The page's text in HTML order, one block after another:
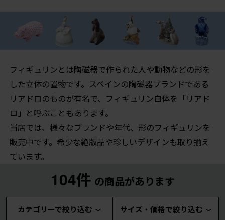
フィギュリンとは陶磁器で作られた人や動物などの形を
した立体の置物です。スペインの陶磁器ブランドである
リアドロのものが有名で、フィギュリン自体を「リアド
ロ」と呼ぶこともあります。
当店では、様々なブランドや年代、形のフィギュリンを
販売中です。希少な絶版品や珍しいデザインも取り揃え
ています。
104件 の商品があります
カテゴリーで絞り込む サイズ・価格で絞り込む